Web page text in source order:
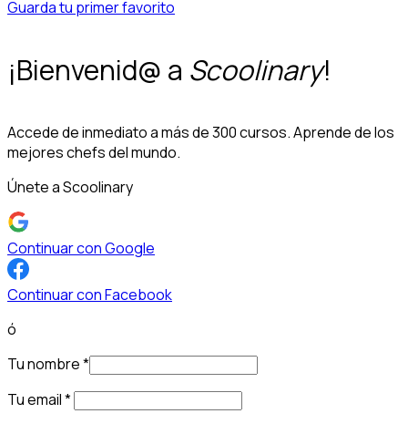
Guarda tu primer favorito
¡Bienvenid@ a Scoolinary!
Accede de inmediato a más de 300 cursos. Aprende de los
mejores chefs del mundo.
Únete a Scoolinary
Continuar con Google
Continuar con Facebook
ó
Tu nombre*
Tu email*